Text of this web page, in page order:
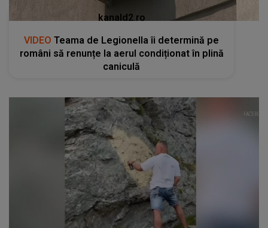
kanald2.ro
VIDEO Teama de Legionella îi determină pe
români să renunțe la aerul condiționat în plină
caniculă